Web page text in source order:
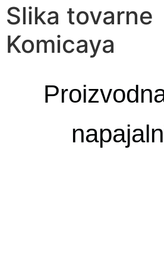
Slika tovarne
Komicaya